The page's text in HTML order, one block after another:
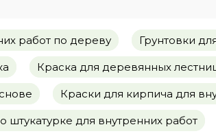
работ по дереву Грунтовки
Краска для деревянных
Краски для кирпича для
штукатурке для внутренних работ